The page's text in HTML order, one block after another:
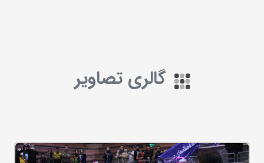
گالری تصاویر